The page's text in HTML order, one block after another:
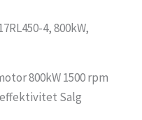
4, 800kW,